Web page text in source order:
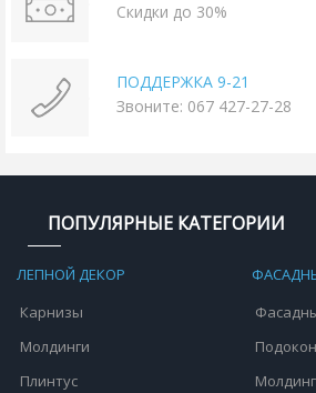
Скидки до 30%
ПОДДЕРЖКА 9-21
Звоните: 067 427-27-28
ПОПУЛЯРНЫЕ КАТЕГОРИИ
ЛЕПНОЙ ДЕКОР
Карнизы
Молдинги
Плинтус